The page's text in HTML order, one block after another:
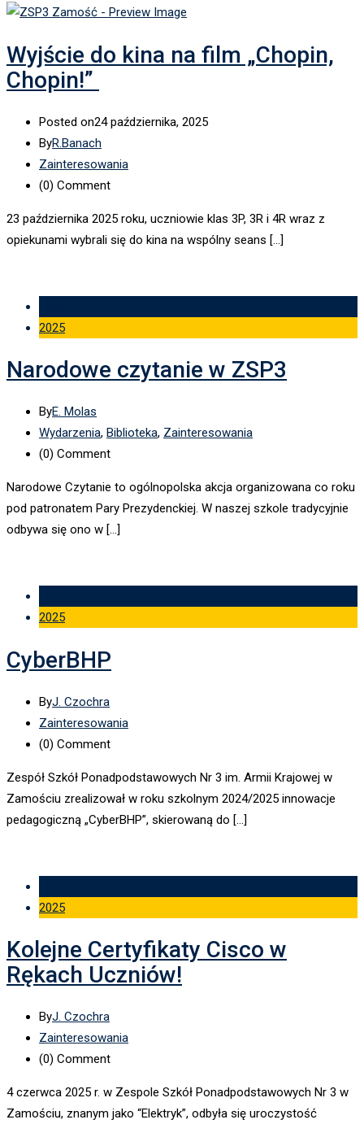
Wyjście do kina na film „Chopin,
Chopin!”
Posted on24 października, 2025
ByR.Banach
Zainteresowania
(0) Comment
23 października 2025 roku, uczniowie klas 3P, 3R i 4R wraz z
opiekunami wybrali się do kina na wspólny seans […]
2025
Narodowe czytanie w ZSP3
ByE. Molas
Wydarzenia, Biblioteka, Zainteresowania
(0) Comment
Narodowe Czytanie to ogólnopolska akcja organizowana co roku
pod patronatem Pary Prezydenckiej. W naszej szkole tradycyjnie
odbywa się ono w […]
2025
CyberBHP
ByJ. Czochra
Zainteresowania
(0) Comment
Zespół Szkół Ponadpodstawowych Nr 3 im. Armii Krajowej w
Zamościu zrealizował w roku szkolnym 2024/2025 innowacje
pedagogiczną „CyberBHP”, skierowaną do […]
2025
Kolejne Certyfikaty Cisco w
Rękach Uczniów!
ByJ. Czochra
Zainteresowania
(0) Comment
4 czerwca 2025 r. w Zespole Szkół Ponadpodstawowych Nr 3 w
Zamościu, znanym jako “Elektryk”, odbyła się uroczystość